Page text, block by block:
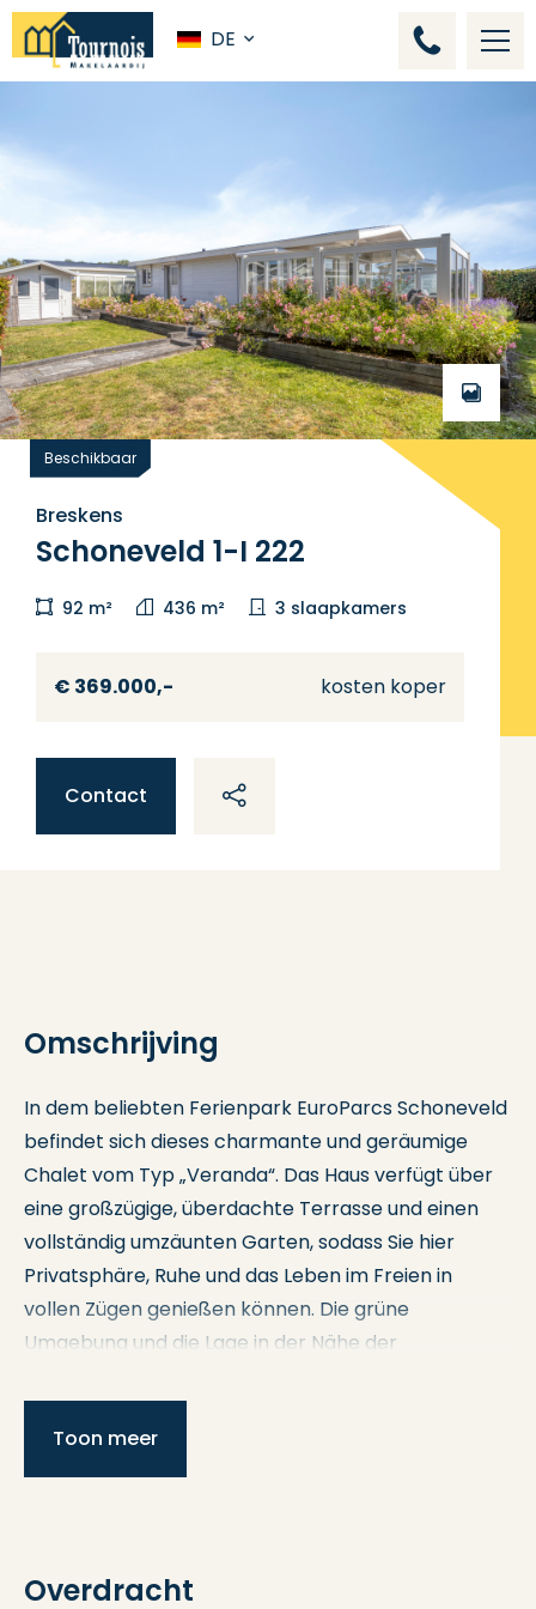
DE
Beschikbaar
Breskens
Schoneveld 1-I 222
92 m² 436 m² 3 slaapkamers
€ 369.000,- kosten koper
Contact
Omschrijving
In dem beliebten Ferienpark EuroParcs Schoneveld
befindet sich dieses charmante und geräumige
Chalet vom Typ „Veranda“. Das Haus verfügt über
eine großzügige, überdachte Terrasse und einen
vollständig umzäunten Garten, sodass Sie hier
Privatsphäre, Ruhe und das Leben im Freien in
vollen Zügen genießen können. Die grüne
Umgebung und die Lage in der Nähe der
wunderbaren Rückzugsort, an dem Sie zur Ruhe
kommen und alles genießen können, was die
Umgebung zu bieten hat.
praktischen Aufteilung überraschend viel Platz und
Toon meer
Overdracht